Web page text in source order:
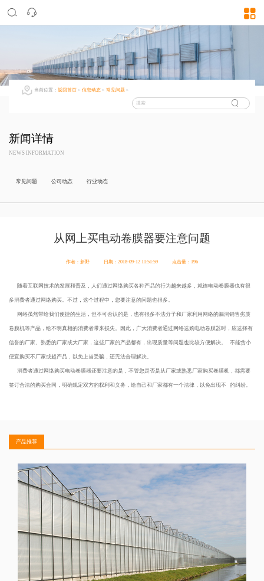
当前位置： 返回首页 > 信息动态 > 常见问题 >
新闻详情
NEWS INFORMATION
常见问题 公司动态 行业动态
从网上买电动卷膜器要注意问题
作者：新野 日期：2018-09-12 11:51:59 点击量：196
随着互联网技术的发展和普及，人们通过网络购买各种产品的行为越来越多，就连电动卷膜器也有很
多消费者通过网络购买。不过，这个过程中，您要注意的问题也很多。
网络虽然带给我们便捷的生活，但不可否认的是，也有很多不法分子和厂家利用网络的漏洞销售劣质
卷膜机等产品，给不明真相的消费者带来损失。因此，广大消费者通过网络选购电动卷膜器时，应选择有
信誉的厂家、熟悉的厂家或大厂家，这些厂家的产品都有，出现质量等问题也比较方便解决。 不能贪小
便宜购买不厂家或超产品，以免上当受骗，还无法合理解决。
消费者通过网络购买电动卷膜器还要注意的是，不管您是否是从厂家或熟悉厂家购买卷膜机，都需要
签订合法的购买合同，明确规定双方的权利和义务，给自己和厂家都有一个法律，以免出现不 的纠纷。
产品推荐